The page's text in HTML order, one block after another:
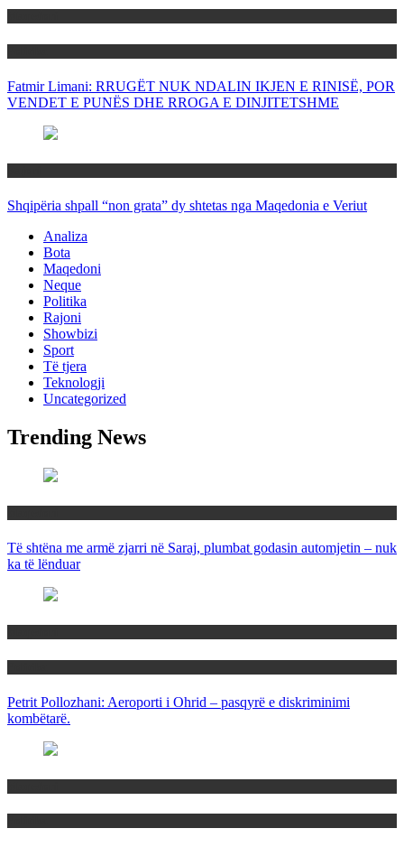
Fatmir Limani: RRUGËT NUK NDALIN IKJEN E RINISË, POR
VENDET E PUNËS DHE RROGA E DINJITETSHME
Shqipëria shpall “non grata” dy shtetas nga Maqedonia e Veriut
Analiza
Bota
Maqedoni
Neque
Politika
Rajoni
Showbizi
Sport
Të tjera
Teknologji
Uncategorized
Trending News
Të shtëna me armë zjarri në Saraj, plumbat godasin automjetin – nuk
ka të lënduar
Petrit Pollozhani: Aeroporti i Ohrid – pasqyrë e diskriminimi
kombëtarë.